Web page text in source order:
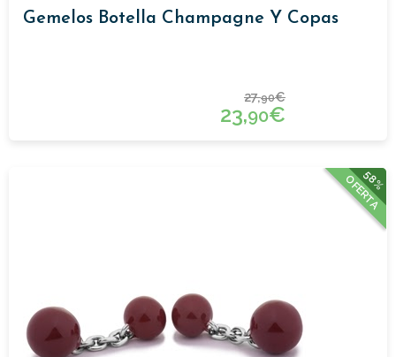
Gemelos Botella Champagne Y Copas
27,90€
23,90€
58%
OFERTA